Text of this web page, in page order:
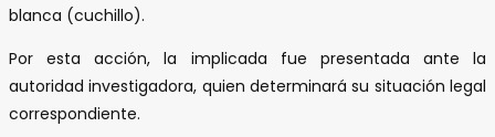
blanca (cuchillo).
Por esta acción, la implicada fue presentada ante la
autoridad investigadora, quien determinará su situación legal
correspondiente.